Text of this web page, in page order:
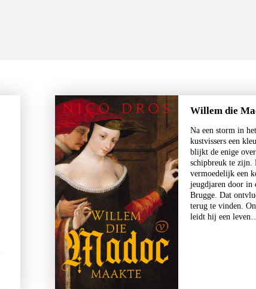
Willem die
Na een storm in
kustvissers een
blijkt de enige
schipbreuk te zijn.
vermoedelijk een
jeugdjaren door in
Brugge. Dat
terug te vinden.
leidt hij een